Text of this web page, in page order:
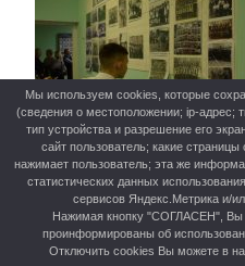
Мы используем cookies, которые
(сведения о местоположении; ip-адрес;
тип устройства и разрешение его
сайт пользователь; какие страницы
нажимает пользователь; эта же
статистических данных
сервисов Яндекс.Метрика и/
Нажимая кнопку "СОГЛАСЕН", Вы
проинформированы об
Отключить cookies Вы можете в